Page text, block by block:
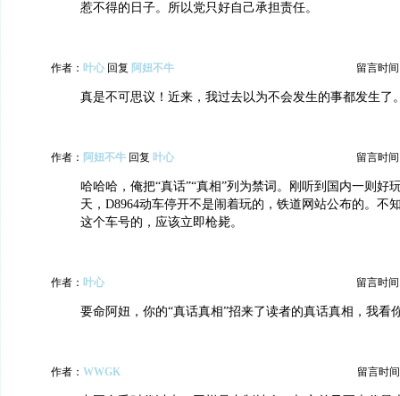
惹不得的日子。所以党只好自己承担责任。
作者： 叶心 回复 阿妞不牛 留言时间
真是不可思议！近来，我过去以为不会发生的事都发生了
作者： 阿妞不牛 回复 叶心 留言时间
哈哈哈，俺把“真话”“真相”列为禁词。刚听到国内一则好
天，D8964动车停开不是闹着玩的，铁道网站公布的。不
这个车号的，应该立即枪毙。
作者： 叶心 留言时间
要命阿妞，你的“真话真相”招来了读者的真话真相，我看
作者： WWGK 留言时